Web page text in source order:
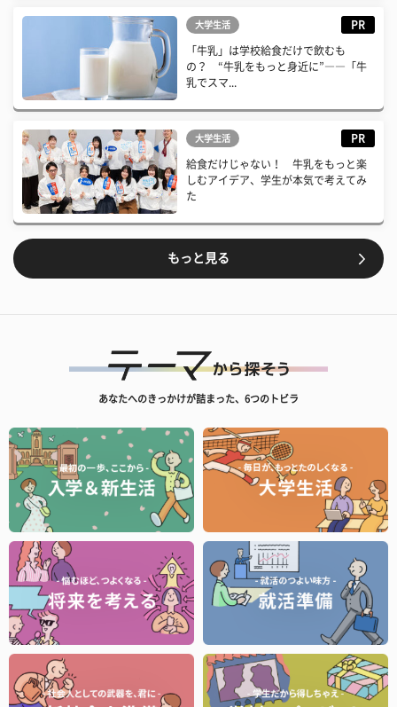
大学生活 PR
「牛乳」は学校給食だけで飲むも
の？ “牛乳をもっと身近に”――「牛
乳でスマ...
大学生活 PR
給食だけじゃない！ 牛乳をもっと楽
しむアイデア、学生が本気で考えてみ
た
もっと見る
あなたへのきっかけが詰まった、6つのトビラ